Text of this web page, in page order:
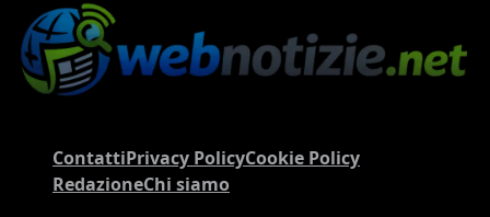
ContattiPrivacy PolicyCookie Policy
RedazioneChi siamo